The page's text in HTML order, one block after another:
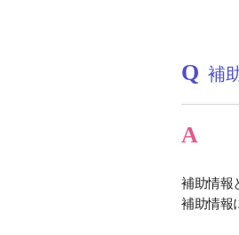
Q 補
A
補助情報
補助情報